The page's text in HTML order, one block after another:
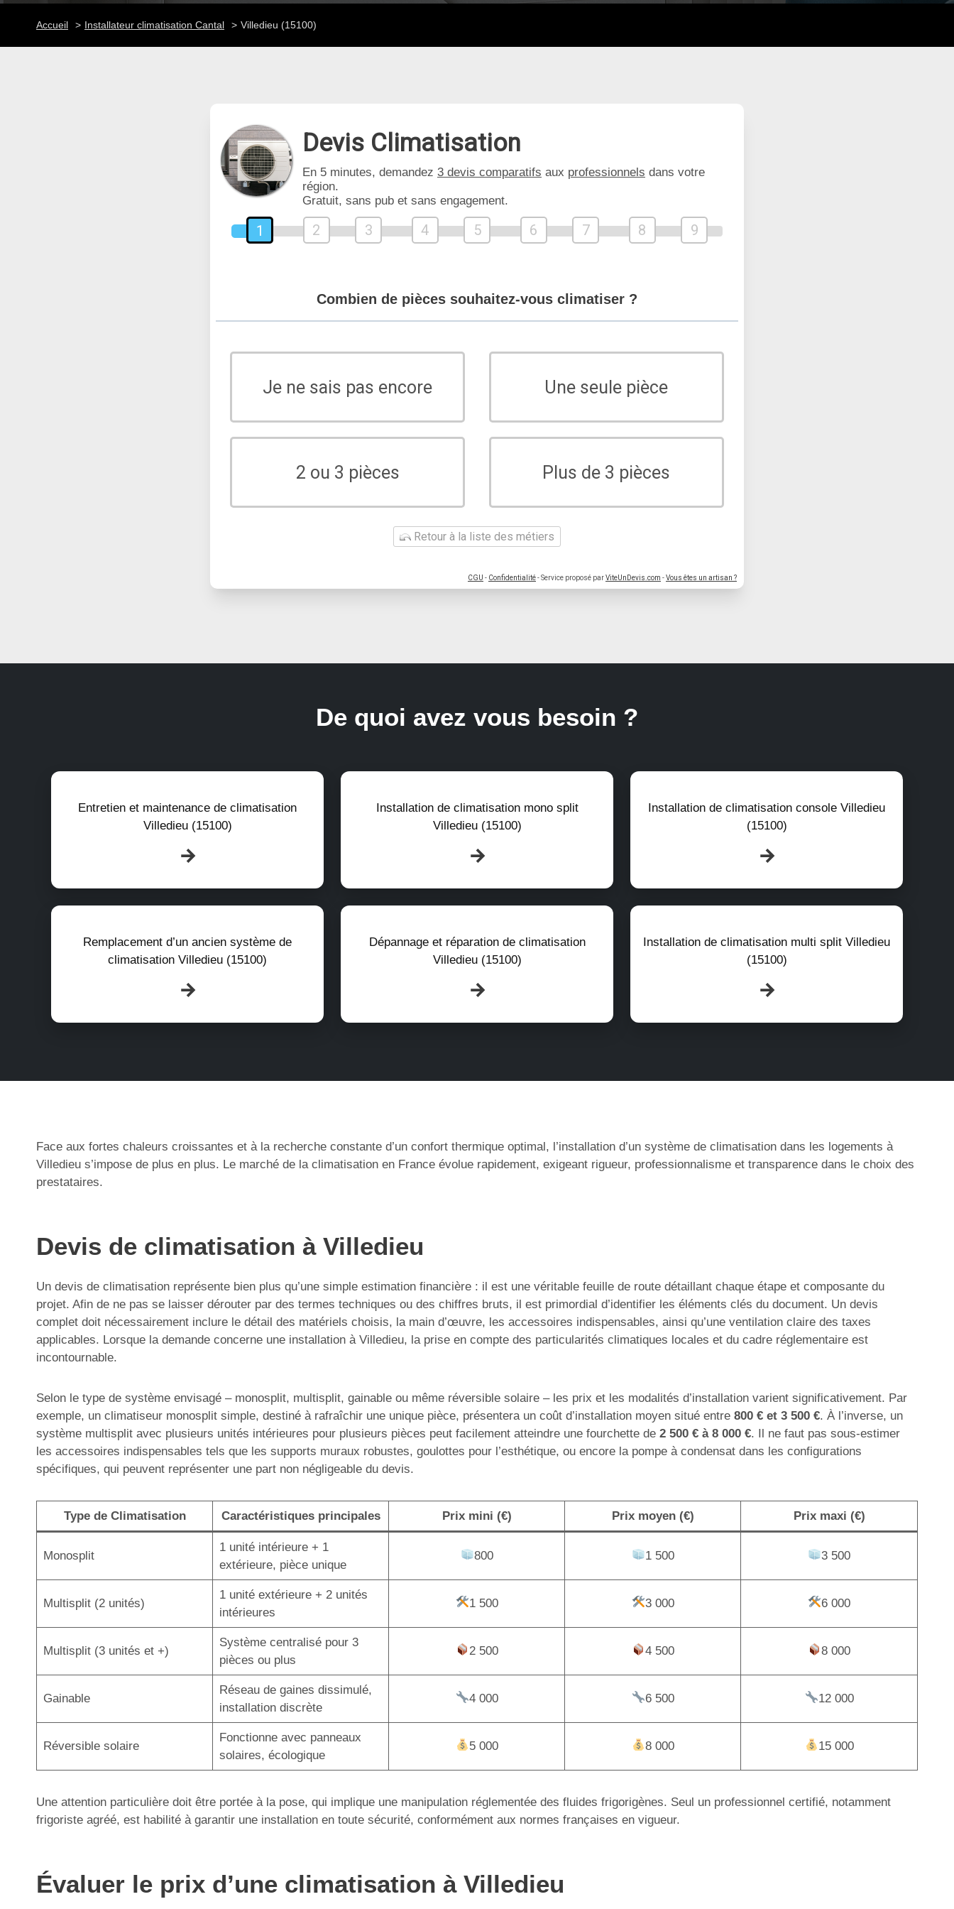
Accueil Installateur climatisation Cantal Villedieu (15100)
Devis Climatisation
En 5 minutes, demandez 3 devis comparatifs aux professionnels dans votre
région.
Gratuit, sans pub et sans engagement.
1 2 3 4 5 6 7 8 9
Combien de pièces souhaitez-vous climatiser ?
Je ne sais pas encore Une seule pièce
2 ou 3 pièces Plus de 3 pièces
Retour à la liste des métiers
CGU - Confidentialité- Service proposé parViteUnDevis.com -Vous êtes un artisan ?
De quoi avez vous besoin ?
Entretien et maintenance de climatisation
Villedieu (15100)
Installation de climatisation mono split
Villedieu (15100)
Installation de climatisation console Villedieu
(15100)
Remplacement d’un ancien système de
climatisation Villedieu (15100)
Dépannage et réparation de climatisation
Villedieu (15100)
Installation de climatisation multi split Villedieu
(15100)
Face aux fortes chaleurs croissantes et à la recherche constante d’un confort thermique optimal, l’installation d’un système de climatisation dans les logements à
Villedieu s’impose de plus en plus. Le marché de la climatisation en France évolue rapidement, exigeant rigueur, professionnalisme et transparence dans le choix des
prestataires.
Devis de climatisation à Villedieu
Un devis de climatisation représente bien plus qu’une simple estimation financière : il est une véritable feuille de route détaillant chaque étape et composante du
projet. Afin de ne pas se laisser dérouter par des termes techniques ou des chiffres bruts, il est primordial d’identifier les éléments clés du document. Un devis
complet doit nécessairement inclure le détail des matériels choisis, la main d’œuvre, les accessoires indispensables, ainsi qu’une ventilation claire des taxes
applicables. Lorsque la demande concerne une installation à Villedieu, la prise en compte des particularités climatiques locales et du cadre réglementaire est
incontournable.
Selon le type de système envisagé – monosplit, multisplit, gainable ou même réversible solaire – les prix et les modalités d’installation varient significativement. Par
exemple, un climatiseur monosplit simple, destiné à rafraîchir une unique pièce, présentera un coût d’installation moyen situé entre 800 € et 3 500 €. À l’inverse, un
système multisplit avec plusieurs unités intérieures pour plusieurs pièces peut facilement atteindre une fourchette de 2 500 € à 8 000 €. Il ne faut pas sous-estimer
les accessoires indispensables tels que les supports muraux robustes, goulottes pour l’esthétique, ou encore la pompe à condensat dans les configurations
spécifiques, qui peuvent représenter une part non négligeable du devis.
Type de Climatisation Caractéristiques principales Prix mini (€) Prix moyen (€) Prix maxi (€)
Monosplit
1 unité intérieure + 1
extérieure, pièce unique
800 1 500 3 500
Multisplit (2 unités)
1 unité extérieure + 2 unités
intérieures
1 500 3 000 6 000
Multisplit (3 unités et +)
Système centralisé pour 3
pièces ou plus
2 500 4 500 8 000
Gainable
Réseau de gaines dissimulé,
installation discrète
4 000 6 500 12 000
Réversible solaire
Fonctionne avec panneaux
solaires, écologique
5 000 8 000 15 000
Une attention particulière doit être portée à la pose, qui implique une manipulation réglementée des fluides frigorigènes. Seul un professionnel certifié, notamment
frigoriste agréé, est habilité à garantir une installation en toute sécurité, conformément aux normes françaises en vigueur.
Évaluer le prix d’une climatisation à Villedieu